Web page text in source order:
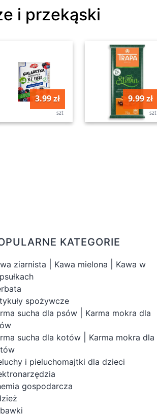
i przekąski
3.99 zł
szt
9.99 zł
szt
KATEGORIE
ziarnista Kawa mielona
Kawa w
spożywcze
sucha dla psów
Karma mokra dla
sucha dla kotów
Karma mokra dla
i pieluchomajtki dla dzieci
gospodarcza